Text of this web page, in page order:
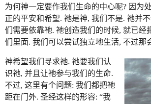
为何神一定要作我们生命的中心呢? 因为
正的平安和希望. 祂是神, 我们不是. 祂并
们需要依靠祂. 祂创造我们的时候, 就已经
们里面. 我们可以尝试独立地生活, 不过那
神希望我们寻求祂. 祂要我们认
识祂, 并且让祂参与我们的生命.
不过, 这里有个问题: 我们都把祂
距在门外. 圣经这样的形容: “我